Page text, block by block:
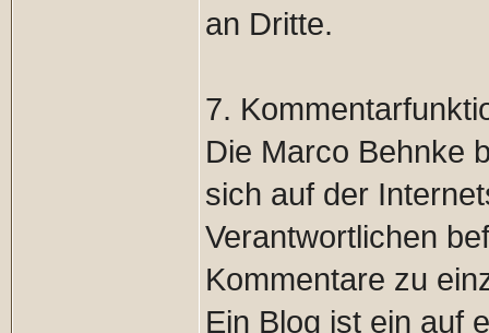
an Dritte.
7.
Die Marco Behnke
sich auf der
Verantwortlichen
Kommentare zu
Ein Blog ist ein auf